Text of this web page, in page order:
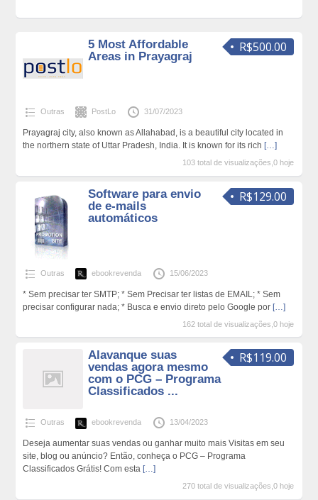
R$500.00
5 Most Affordable
Areas in Prayagraj
Outras PostLo 31/07/2023
Prayagraj city, also known as Allahabad, is a beautiful city located in
the northern state of Uttar Pradesh, India. It is known for its rich […]
103 total de visualizações,0 hoje
R$129.00
Software para envio
de e-mails
automáticos
Outras ebookrevenda 15/06/2023
* Sem precisar ter SMTP; * Sem Precisar ter listas de EMAIL; * Sem
precisar configurar nada; * Busca e envio direto pelo Google por […]
162 total de visualizações,0 hoje
R$119.00
Alavanque suas
vendas agora mesmo
com o PCG – Programa
Classificados ...
Outras ebookrevenda 13/04/2023
Deseja aumentar suas vendas ou ganhar muito mais Visitas em seu
site, blog ou anúncio? Então, conheça o PCG – Programa
Classificados Grátis! Com esta […]
270 total de visualizações,0 hoje